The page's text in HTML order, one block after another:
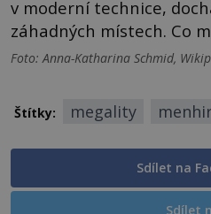
v moderní technice,
záhadných místech. Co
Foto: Anna-Katharina Schmid,
Štítky: megality
Sdílet na
Sdílet